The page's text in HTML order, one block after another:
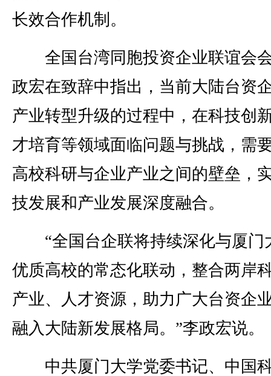
长效合作机制。
全国台湾同胞投资企业联谊会
政宏在致辞中指出，当前大陆台资
产业转型升级的过程中，在科技创
才培育等领域面临问题与挑战，需
高校科研与企业产业之间的壁垒，
技发展和产业发展深度融合。
“全国台企联将持续深化与厦门
优质高校的常态化联动，整合两岸
产业、人才资源，助力广大台资企
融入大陆新发展格局。”李政宏说。
中共厦门大学党委书记、中国